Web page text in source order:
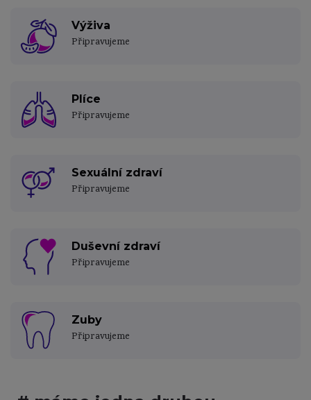
Výživa
Připravujeme
Plíce
Připravujeme
Sexuální zdraví
Připravujeme
Duševní zdraví
Připravujeme
Zuby
Připravujeme